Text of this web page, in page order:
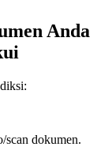
Anda
scan dokumen.